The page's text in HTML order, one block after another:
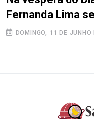
Fernanda Lima
DOMINGO, 11 DE JUNHO